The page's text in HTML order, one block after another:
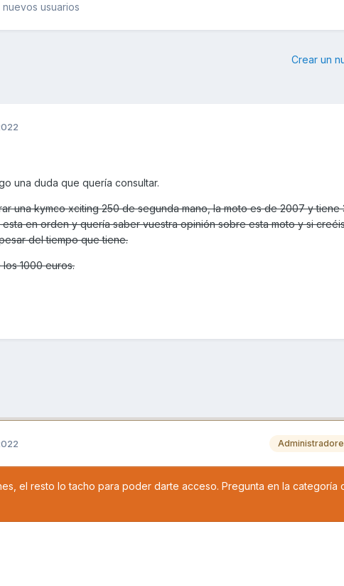
usuarios
Crear un
una duda que quería consultar.
una kymco xciting 250 de segunda mano, la moto es de 2007 y tiene
en orden y quería saber vuestra opinión sobre esta moto y si
del tiempo que tiene.
1000 euros.
el resto lo tacho para poder darte acceso. Pregunta en la categoría